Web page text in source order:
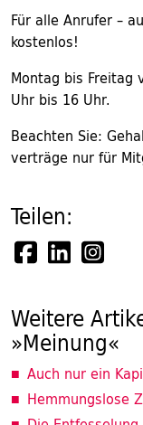
Für alle Anrufer –
kostenlos!
Montag bis Freitag
Uhr bis 16 Uhr.
Beachten Sie:
verträge nur für
Teilen:
Weitere
»Meinung«
Auch nur ein
Hemmungslose